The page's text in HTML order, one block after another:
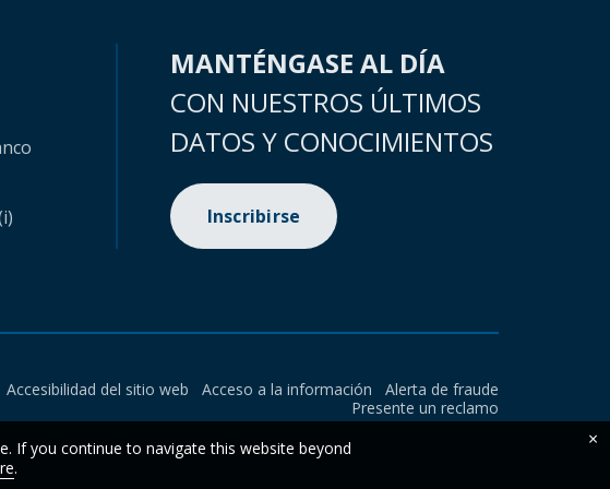
MANTÉNGASE AL DÍA
CON NUESTROS ÚLTIMOS
DATOS Y CONOCIMIENTOS
Inscribirse
Accesibilidad del sitio web Acceso a la información
Alerta de fraude
Presente un reclamo
If you continue to navigate this website beyond
.
×